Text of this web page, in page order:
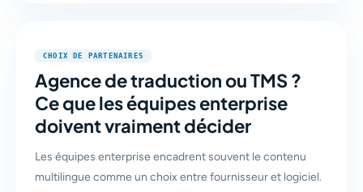
CHOIX DE PARTENAIRES
Agence de traduction ou TMS ?
Ce que les équipes enterprise
doivent vraiment décider
Les équipes enterprise encadrent souvent le contenu
multilingue comme un choix entre fournisseur et logiciel.